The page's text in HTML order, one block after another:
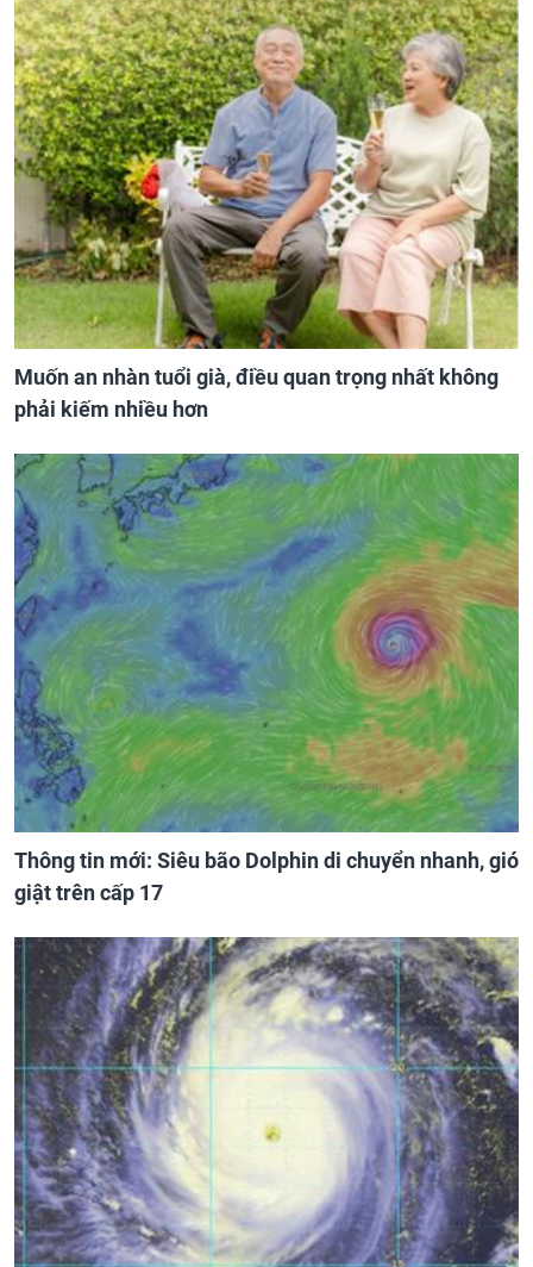
Muốn an nhàn tuổi già, điều quan trọng nhất không
phải kiếm nhiều hơn
Thông tin mới: Siêu bão Dolphin di chuyển nhanh, gió
giật trên cấp 17